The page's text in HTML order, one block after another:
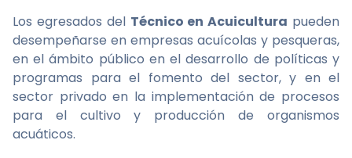
Los egresados del Técnico en Acuicultura pueden
desempeñarse en empresas acuícolas y pesqueras,
en el ámbito público en el desarrollo de políticas y
programas para el fomento del sector, y en el
sector privado en la implementación de procesos
para el cultivo y producción de organismos
acuáticos.